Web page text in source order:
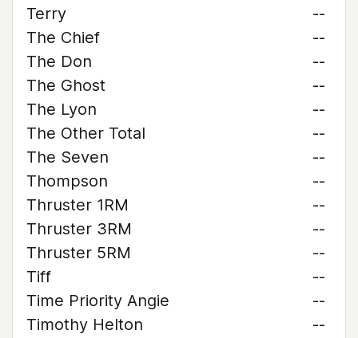
Terry
--
The Chief
--
The Don
--
The Ghost
--
The Lyon
--
The Other Total
--
The Seven
--
Thompson
--
Thruster 1RM
--
Thruster 3RM
--
Thruster 5RM
--
Tiff
--
Time Priority Angie
--
Timothy Helton
--